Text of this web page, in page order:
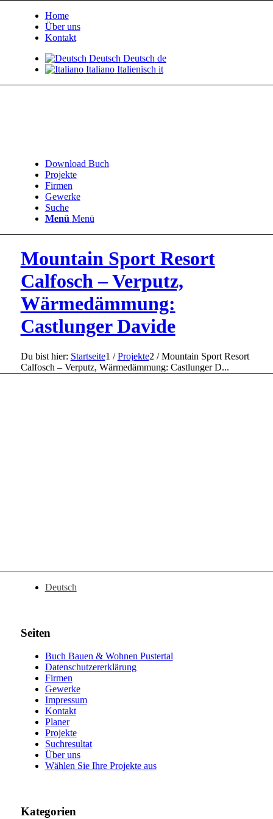
Home
Über uns
Kontakt
Deutsch Deutsch de
Italiano Italienisch it
Download Buch
Projekte
Firmen
Gewerke
Suche
Menü Menü
Mountain Sport Resort
Calfosch – Verputz,
Wärmedämmung:
Castlunger Davide
Du bist hier: Startseite1 / Projekte2 / Mountain Sport Resort
Calfosch – Verputz, Wärmedämmung: Castlunger D...
Deutsch
Seiten
Buch Bauen & Wohnen Pustertal
Datenschutzererklärung
Firmen
Gewerke
Impressum
Kontakt
Planer
Projekte
Suchresultat
Über uns
Wählen Sie Ihre Projekte aus
Kategorien